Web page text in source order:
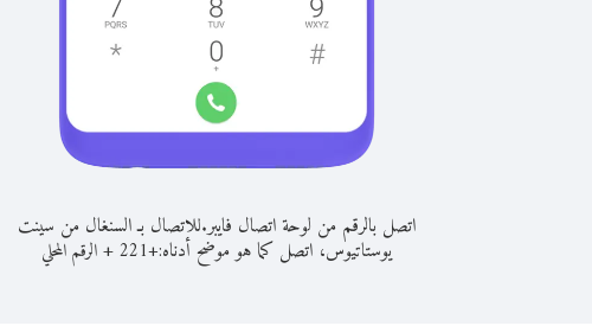
اتصل بالرقم من لوحة اتصال فايبر.للاتصال بـ السنغال من سينت
يوستاتيوس، اتصل كما هو موضح أدناه:+
221
+الرقم المحلي